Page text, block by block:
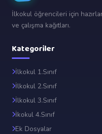
İlkokul öğrencileri için
ve çalışma kağıtları.
Kategoriler
İlkokul 1.Sınıf
İlkokul 2.Sınıf
İlkokul 3.Sınıf
İkokul 4.Sınıf
Ek Dosyalar